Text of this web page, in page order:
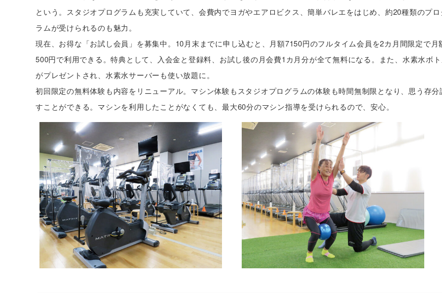
という。スタジオプログラムも充実していて、会費内でヨガやエアロビクス、簡単バレエをはじめ、約20種類のプロ
ラムが受けられるのも魅力。
現在、お得な「お試し会員」を募集中。10月末までに申し込むと、月額7150円のフルタイム会員を2カ月間限定で月
500円で利用できる。特典として、入会金と登録料、お試し後の月会費1カ月分が全て無料になる。また、水素水ボ
がプレゼントされ、水素水サーバーも使い放題に。
初回限定の無料体験も内容をリニューアル。マシン体験もスタジオプログラムの体験も時間無制限となり、思う存分
すことができる。マシンを利用したことがなくても、最大60分のマシン指導を受けられるので、安心。